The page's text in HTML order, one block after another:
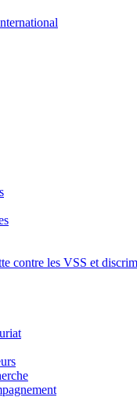
contre les VSS et